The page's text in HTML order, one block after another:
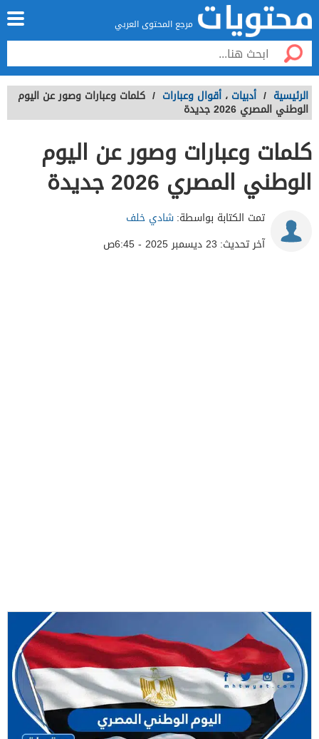
مرجع المحتوى العربي
الرئيسية / أدبيات ، أقوال وعبارات / كلمات وعبارات وصور عن اليوم
الوطني المصري 2026 جديدة
كلمات وعبارات وصور عن اليوم
الوطني المصري 2026 جديدة
تمت الكتابة بواسطة:شادي خلف
آخر تحديث: 23 ديسمبر 2025 - 6:45ص